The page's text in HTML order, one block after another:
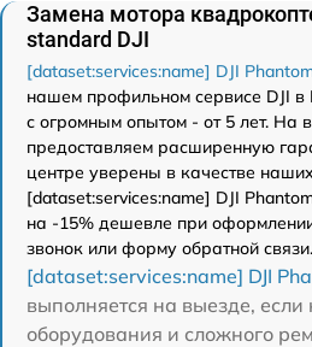
Замена мотора
standard DJI
[dataset:services:name] DJI
нашем профильном сервисе DJI в
с огромным опытом - от 5 лет. На
предоставляем расширенную
центре уверены в качестве
[dataset:services:name] DJI
на -15% дешевле при
звонок или форму обратной связи.
[dataset:services:name] DJI
выполняется на выезде, если
оборудования и сложного